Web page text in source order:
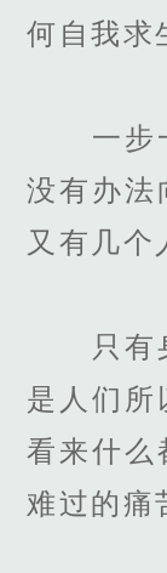
何自我求
一步一
没有办法
又有几个
只有身
是人们所
看来什么
难过的痛